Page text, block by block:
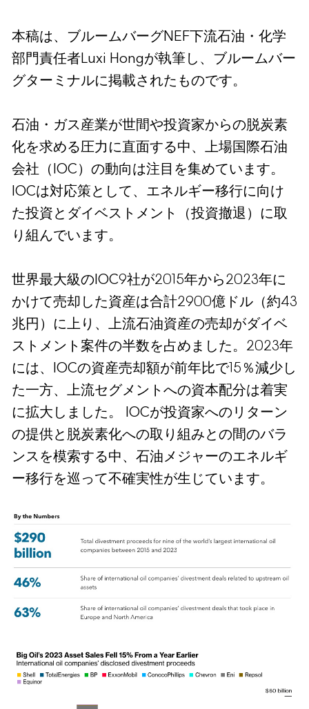
本稿は、ブルームバーグNEF下流石油・化学
部門責任者Luxi Hongが執筆し、ブルームバー
グターミナルに掲載されたものです。
石油・ガス産業が世間や投資家からの脱炭素
化を求める圧力に直面する中、上場国際石油
会社（IOC）の動向は注目を集めています。
IOCは対応策として、エネルギー移行に向け
た投資とダイベストメント（投資撤退）に取
り組んでいます。
世界最大級のIOC9社が2015年から2023年に
かけて売却した資産は合計2900億ドル（約43
兆円）に上り、上流石油資産の売却がダイベ
ストメント案件の半数を占めました。2023年
には、IOCの資産売却額が前年比で15％減少し
た一方、上流セグメントへの資本配分は着実
に拡大しました。 IOCが投資家へのリターン
の提供と脱炭素化への取り組みとの間のバラ
ンスを模索する中、石油メジャーのエネルギ
ー移行を巡って不確実性が生じています。